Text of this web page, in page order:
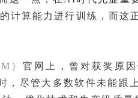
计算能力进行训练，而这
）官网上，曾对获奖原
，尽管大多数软件未能跟